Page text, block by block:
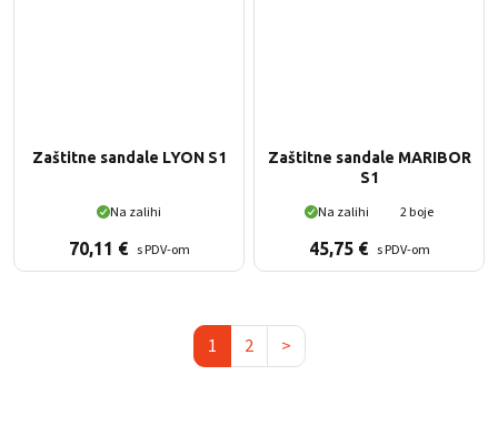
Zaštitne sandale LYON S1
Na zalihi
70,11 € s PDV-om
Zaštitne sandale MARIBOR
S1
Na zalihi
2 boje
45,75 € s PDV-om
1 2 >